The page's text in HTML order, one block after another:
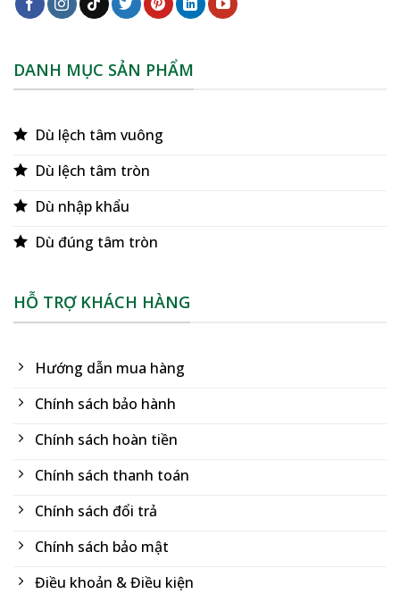
DANH MỤC SẢN PHẨM
Dù lệch tâm vuông
Dù lệch tâm tròn
Dù nhập khẩu
Dù đúng tâm tròn
HỖ TRỢ KHÁCH HÀNG
Hướng dẫn mua hàng
Chính sách bảo hành
Chính sách hoàn tiền
Chính sách thanh toán
Chính sách đổi trả
Chính sách bảo mật
Điều khoản & Điều kiện